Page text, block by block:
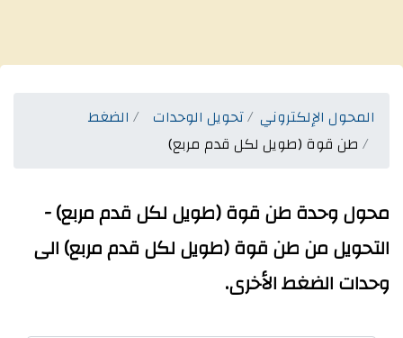
المحول الإلكتروني تحويل الوحدات
الضغط
طن قوة (طويل لكل قدم مربع)
محول وحدة طن قوة (طويل لكل قدم مربع) -
التحويل من طن قوة (طويل لكل قدم مربع) الى
وحدات الضغط الأخرى.